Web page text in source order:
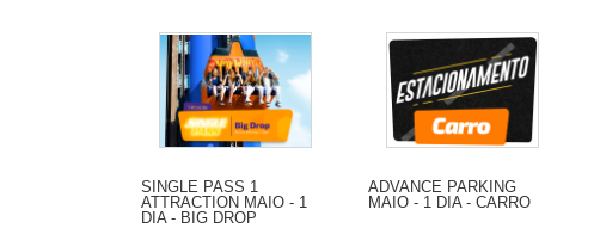
SINGLE PASS 1
ATTRACTION MAIO - 1
DIA - BIG DROP
ADVANCE PARKING
MAIO - 1 DIA - CARRO